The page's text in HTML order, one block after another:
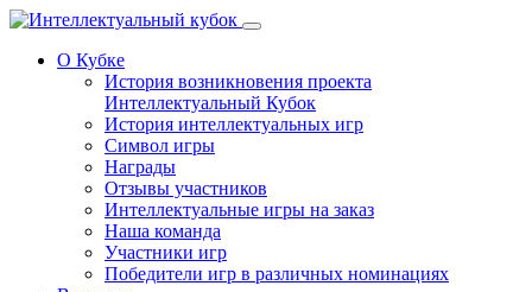
Перейти к основному содержанию
О Кубке
История возникновения проекта
Интеллектуальный Кубок
История интеллектуальных игр
Символ игры
Награды
Отзывы участников
Интеллектуальные игры на заказ
Наша команда
Участники игр
Победители игр в различных номинациях